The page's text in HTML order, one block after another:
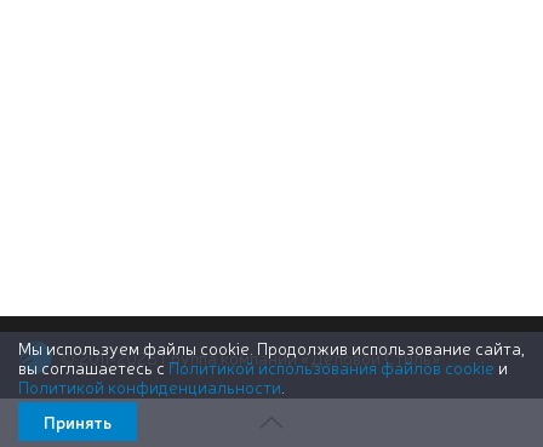
© 2011-2026 Группа компаний «Деловой Стиль»
Мы используем файлы cookie. Продолжив использование сайта,
вы соглашаетесь с Политикой использования файлов cookie и
Политикой конфиденциальности
Принять